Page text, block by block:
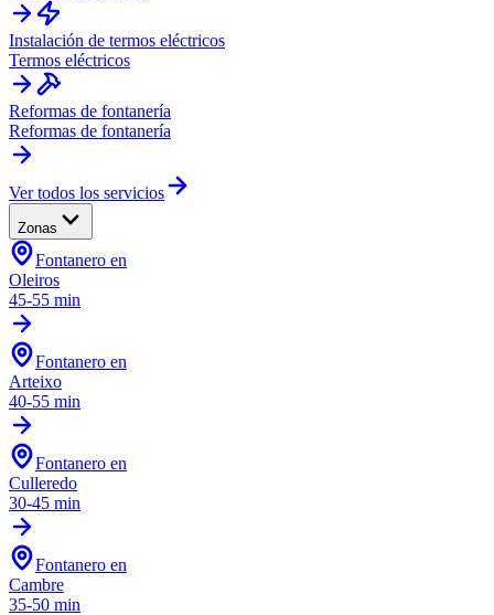
Instalación de termos eléctricos
Termos eléctricos
Reformas de fontanería
Reformas de fontanería
Ver todos los servicios
Zonas
Fontanero en
Oleiros
45-55 min
Fontanero en
Arteixo
40-55 min
Fontanero en
Culleredo
30-45 min
Fontanero en
Cambre
35-50 min